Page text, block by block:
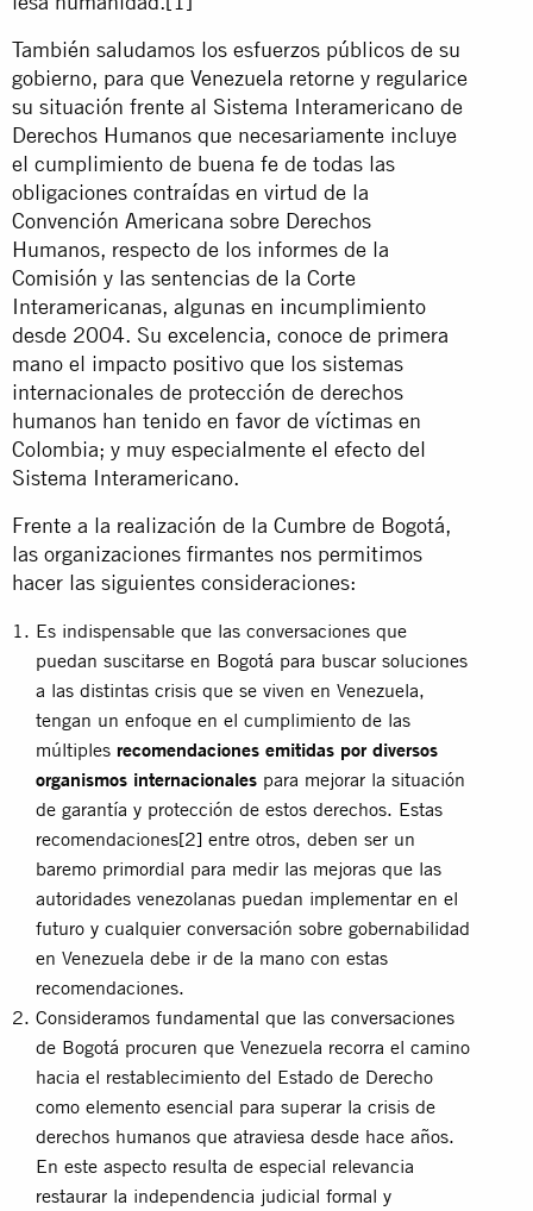
También saludamos los esfuerzos públicos de su
gobierno, para que Venezuela retorne y regularice
su situación frente al Sistema Interamericano de
Derechos Humanos que necesariamente incluye
el cumplimiento de buena fe de todas las
obligaciones contraídas en virtud de la
Convención Americana sobre Derechos
Humanos, respecto de los informes de la
Comisión y las sentencias de la Corte
Interamericanas, algunas en incumplimiento
desde 2004. Su excelencia, conoce de primera
mano el impacto positivo que los sistemas
internacionales de protección de derechos
humanos han tenido en favor de víctimas en
Colombia; y muy especialmente el efecto del
Sistema Interamericano.
Frente a la realización de la Cumbre de Bogotá,
las organizaciones firmantes nos permitimos
hacer las siguientes consideraciones:
Es indispensable que las conversaciones que
puedan suscitarse en Bogotá para buscar soluciones
a las distintas crisis que se viven en Venezuela,
tengan un enfoque en el cumplimiento de las
múltiples recomendaciones emitidas por diversos
organismos internacionales para mejorar la situación
de garantía y protección de estos derechos. Estas
recomendaciones[2] entre otros, deben ser un
baremo primordial para medir las mejoras que las
autoridades venezolanas puedan implementar en el
futuro y cualquier conversación sobre gobernabilidad
en Venezuela debe ir de la mano con estas
recomendaciones.
Consideramos fundamental que las conversaciones
de Bogotá procuren que Venezuela recorra el camino
hacia el restablecimiento del Estado de Derecho
como elemento esencial para superar la crisis de
derechos humanos que atraviesa desde hace años.
En este aspecto resulta de especial relevancia
restaurar la independencia judicial formal y